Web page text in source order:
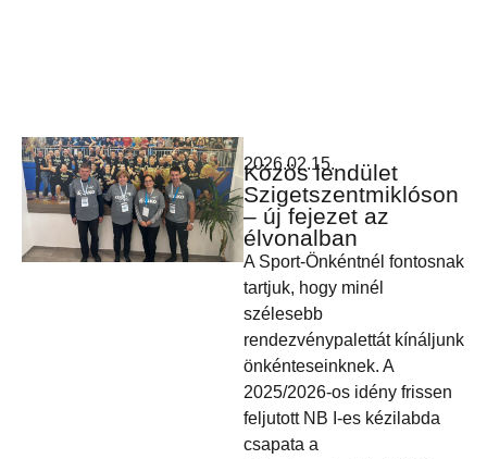
2026.02.15.
Közös lendület
Szigetszentmiklóson
– új fejezet az
élvonalban
A Sport-Önkéntnél fontosnak
tartjuk, hogy minél
szélesebb
rendezvénypalettát kínáljunk
önkénteseinknek. A
2025/2026-os idény frissen
feljutott NB I-es kézilabda
csapata a